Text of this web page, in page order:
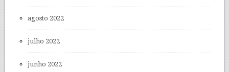
agosto 2022
julho 2022
junho 2022